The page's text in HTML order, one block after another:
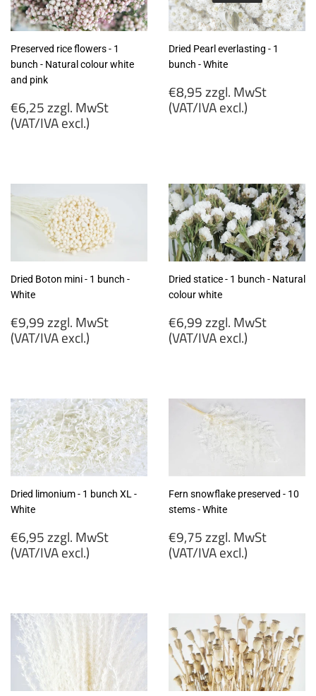
Preserved rice flowers - 1
bunch - Natural colour white
and pink
Regular
price
€6,25 zzgl. MwSt
(VAT/IVA excl.)
MwSt
(VAT/IVA
excl.)
Dried Pearl everlasting - 1
bunch - White
Regular
price
€8,95 zzgl. MwSt
(VAT/IVA excl.)
(VAT/IVA
excl.)
Dried Boton mini - 1 bunch -
White
Regular
price
€9,99 zzgl. MwSt
(VAT/IVA excl.)
MwSt
(VAT/IVA
excl.)
Dried statice - 1 bunch - Natural
colour white
Regular
price
€6,99 zzgl. MwSt
(VAT/IVA excl.)
MwSt
(VAT/IVA
excl.)
Dried limonium - 1 bunch XL -
White
Regular
price
€6,95 zzgl. MwSt
(VAT/IVA excl.)
MwSt
(VAT/IVA
excl.)
Fern snowflake preserved - 10
stems - White
Regular
price
€9,75 zzgl. MwSt
(VAT/IVA excl.)
MwSt
(VAT/IVA
excl.)